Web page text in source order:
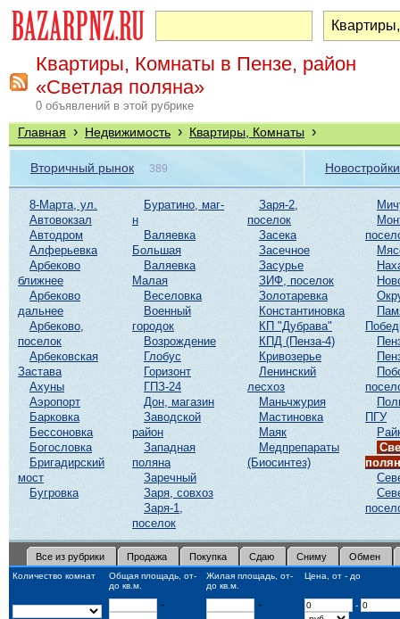
Квартиры, Комнаты в Пензе, район
«Светлая поляна»
0 объявлений в этой рубрике
Главная › Недвижимость › Квартиры, Комнаты ›
Вторичный рынок 389 Новостройки
8-Марта, ул.
Автовокзал
Автодром
Алферьевка
Арбеково
ближнее
Арбеково
дальнее
Арбеково,
поселок
Арбековская
Застава
Ахуны
Аэропорт
Барковка
Бессоновка
Богословка
Бригадирский
мост
Бугровка
Буратино, маг-
н
Валяевка
Большая
Валяевка
Малая
Веселовка
Военный
городок
Возрождение
Глобус
Горизонт
ГПЗ-24
Дон, магазин
Заводской
район
Западная
поляна
Заречный
Заря, совхоз
Заря-1,
поселок
Заря-2,
поселок
Засека
Засечное
Засурье
ЗИФ, поселок
Золотаревка
Константиновка
КП "Дубрава"
КПД (Пенза-4)
Кривозерье
Ленинский
лесхоз
Маньчжурия
Мастиновка
Маяк
Медпрепараты
(Биосинтез)
ПГУ
Все из рубрики Продажа Покупка Сдаю Сниму Обмен
Количество комнат
Общая площадь, от-
до кв.м.
Жилая площадь, от-
до кв.м.
Цена, от - до
- - -